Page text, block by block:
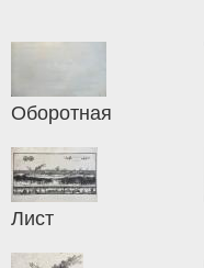
Оборотная
Лист